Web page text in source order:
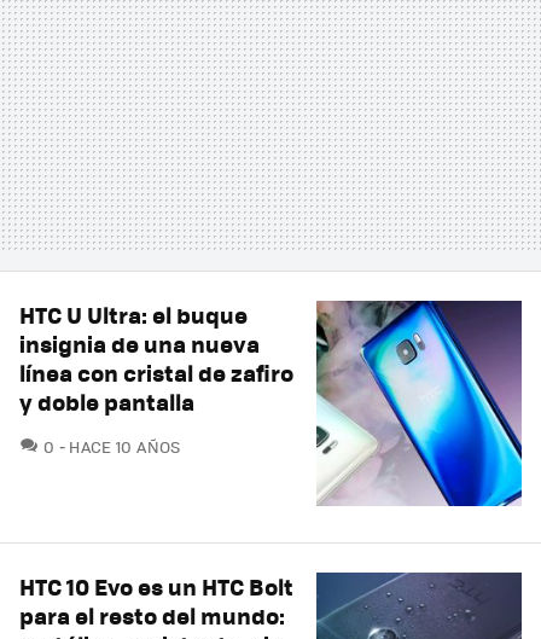
HTC U Ultra: el buque
insignia de una nueva
línea con cristal de zafiro
y doble pantalla
0 COMENTARIOS
HACE 10 AÑOS
HTC 10 Evo es un HTC Bolt
para el resto del mundo: